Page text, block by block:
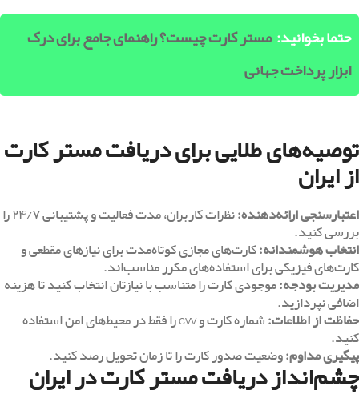
حتما بخوانید:مستر کارت چیست؟ راهنمای جامع برای درک
ابزار پرداخت جهانی
توصیه‌های طلایی برای دریافت مستر کارت
از ایران
اعتبارسنجی ارائه‌دهنده:
نظرات کاربران، مدت فعالیت و پشتیبانی ۲۴/۷ را
بررسی کنید.
انتخاب هوشمندانه:کارت‌های مجازی کوتاه‌مدت برای نیازهای مقطعی و
کارت‌های فیزیکی برای استفاده‌های مکرر مناسب‌اند.
مدیریت بودجه:موجودی کارت را متناسب با نیازتان انتخاب کنید تا هزینه
اضافی نپردازید.
حفاظت از اطلاعات:
شماره کارت و CVV را فقط در محیط‌های امن استفاده
کنید.
پیگیری مداوم:وضعیت صدور کارت را تا زمان تحویل رصد کنید.
چشم‌انداز دریافت مستر کارت در ایران